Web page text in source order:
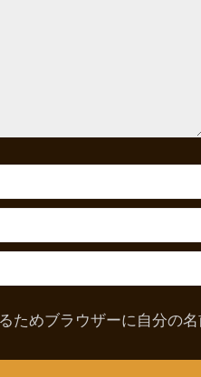
ためブラウザーに自分の